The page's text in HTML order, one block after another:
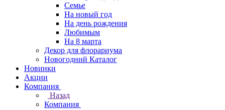
Семье
На новый год
На день рождения
Любимым
На 8 марта
Декор для флорариума
Новогодний Каталог
Новинки
Акции
Компания
Назад
Компания